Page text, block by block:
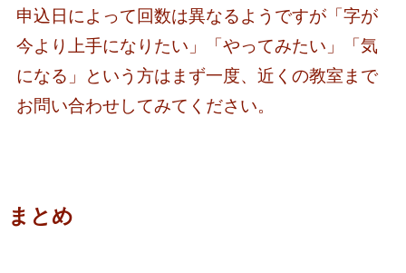
申込日によって回数は異なるようですが「字が
今より上手になりたい」「やってみたい」「気
になる」という方はまず一度、近くの教室まで
お問い合わせしてみてください。
まとめ